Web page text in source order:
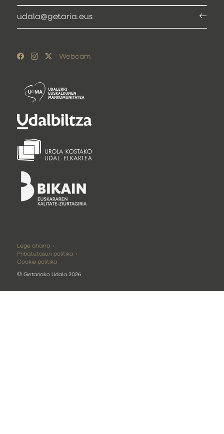
udala@getaria.eus
Webcam
Lege oharra
Pribatutasun politika
Cookie politika
©Getariako Udala 2026